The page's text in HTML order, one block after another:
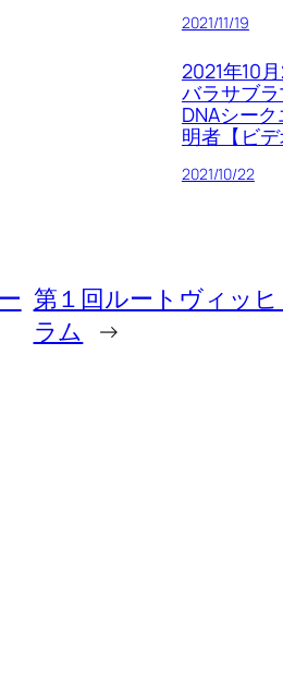
2021/11/19
2021年10
バラサブ
DNAシー
明者【ビデ
2021/10/22
第１回ルートヴィッ
ラム →